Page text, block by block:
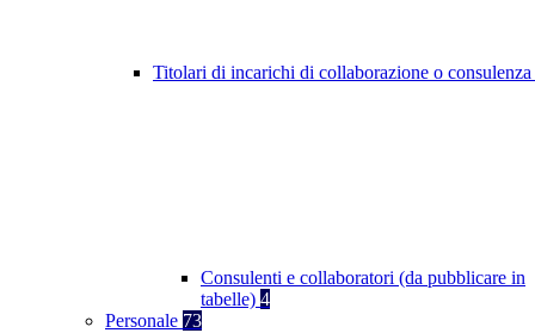
Titolari di incarichi di collaborazione o consulenza
Consulenti e collaboratori (da pubblicare in
tabelle) 4
Personale 73